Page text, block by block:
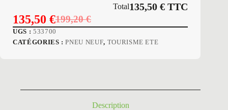
Total135,50€ TTC
199,20€
Le
prix
135,50 €
Le
prix
UGS : 533700
CATÉGORIES :PNEU NEUF, TOURISME ETE
Description